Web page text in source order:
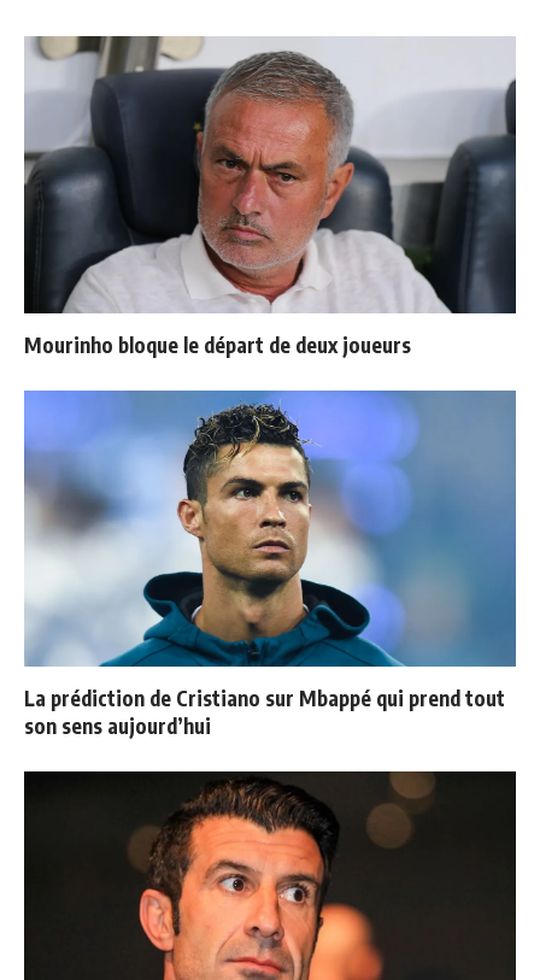
Mourinho bloque le départ de deux joueurs
La prédiction de Cristiano sur Mbappé qui prend tout
son sens aujourd’hui